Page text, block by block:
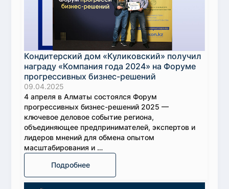
Кондитерский дом «Куликовский» получил
награду «Компания года 2024» на Форуме
прогрессивных бизнес-решений
09.04.2025
4 апреля в Алматы состоялся Форум
прогрессивных бизнес-решений 2025 —
ключевое деловое событие региона,
объединяющее предпринимателей, экспертов и
лидеров мнений для обмена опытом
масштабирования и …
Подробнее